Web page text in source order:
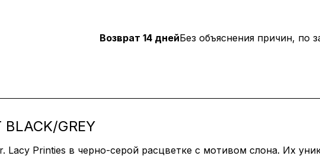
Возврат 14 днейБез объяснения причин, по
GREY
Printies в черно-серой расцветке с мотивом слона. Их